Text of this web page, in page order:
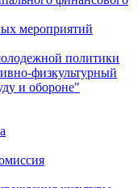
мероприятий
политики
физкультурный
и обороне"